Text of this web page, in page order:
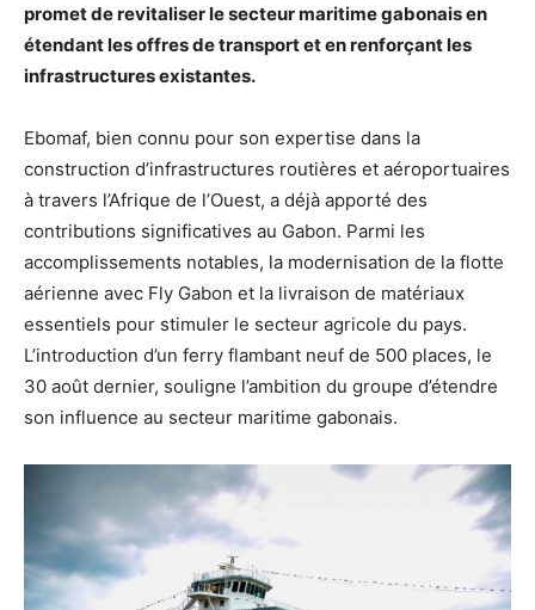
promet de revitaliser le secteur maritime gabonais en
étendant les offres de transport et en renforçant les
infrastructures existantes.
Ebomaf, bien connu pour son expertise dans la
construction d’infrastructures routières et aéroportuaires
à travers l’Afrique de l’Ouest, a déjà apporté des
contributions significatives au Gabon. Parmi les
accomplissements notables, la modernisation de la flotte
aérienne avec Fly Gabon et la livraison de matériaux
essentiels pour stimuler le secteur agricole du pays.
L’introduction d’un ferry flambant neuf de 500 places, le
30 août dernier, souligne l’ambition du groupe d’étendre
son influence au secteur maritime gabonais.